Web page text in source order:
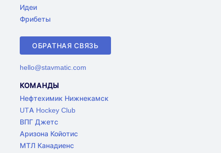
Идеи
Фрибеты
ОБРАТНАЯ СВЯЗЬ
hello@stavmatic.com
КОМАНДЫ
Нефтехимик Нижнекамск
UTA Hockey Club
ВПГ Джетс
Аризона Койотис
МТЛ Канадиенс